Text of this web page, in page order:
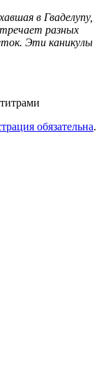
в Гваделупу,
разных
Эти каникулы
обязательна.